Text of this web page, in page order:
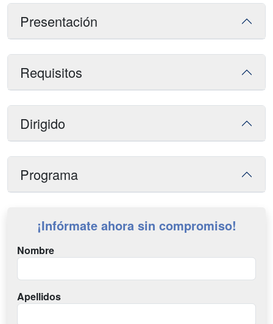
Presentación
Requisitos
Dirigido
Programa
¡Infórmate ahora sin compromiso!
Nombre
Apellidos